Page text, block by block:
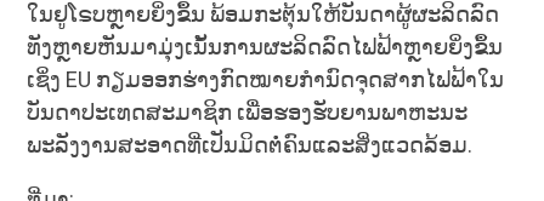
ໃນຢູໂຣບຫຼາຍຍິ່ງຂຶ້ນ ພ້ອມກະຕຸ້ນໃຫ້ບັນດາຜູ້ຜະລິດລົດ
ທັງຫຼາຍຫັນມາມຸ່ງເນັ້ນການຜະລິດລົດໄຟຟ້າຫຼາຍຍິ່ງຂຶ້ນ
ເຊິ່ງ EU ກຽມອອກຮ່າງກົດໝາຍກຳນົດຈຸດສາກໄຟຟ້າໃນ
ບັນດາປະເທດສະມາຊິກ ເພື່ອຮອງຮັບຍານພາຫະນະ
ພະລັງງານສະອາດທີ່ເປັນມິດຕໍ່ຄົນແລະສິ່ງແວດລ້ອມ.